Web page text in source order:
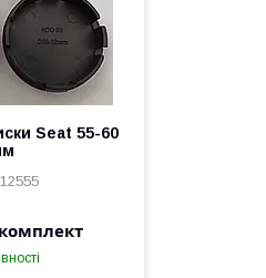
Seat 55-60
12555